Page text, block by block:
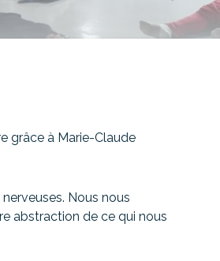
grâce à Marie-Claude
Nous nous
abstraction de ce qui nous